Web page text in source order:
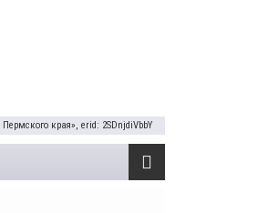
края», erid: 2SDnjdiVbbY